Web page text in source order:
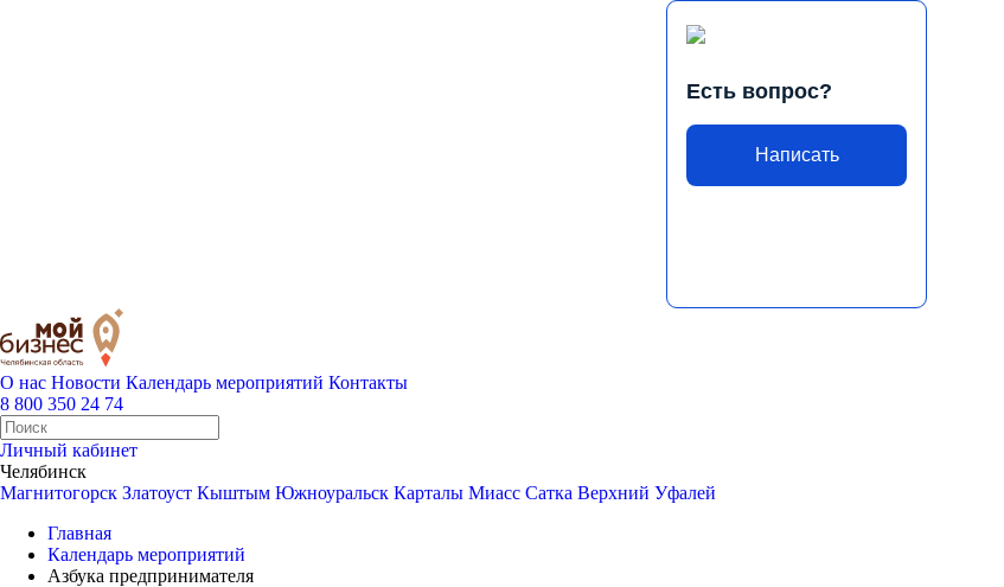
Есть вопрос?
Написать
О нас Новости Календарь мероприятий Контакты
8 800 350 24 74
Личный кабинет
Челябинск
Магнитогорск Златоуст Кыштым Южноуральск Карталы Миасс Сатка Верхний Уфалей
Главная
Календарь мероприятий
Азбука предпринимателя